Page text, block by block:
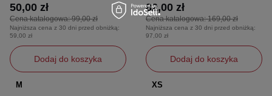
Cena katalogowa:99,00 zł
50,00 zł
Najniższa cena z 30 dni przed obniżką:
59,00 zł
Dodaj do koszyka
M
Cena katalogowa:169,00 zł
82,00 zł
Najniższa cena z 30 dni przed obniżką:
97,00 zł
Dodaj do koszyka
XS